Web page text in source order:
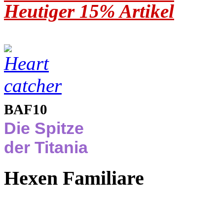
Heutiger 15% Artikel
BAF10
Die Spitze
der Titania
Hexen Familiare